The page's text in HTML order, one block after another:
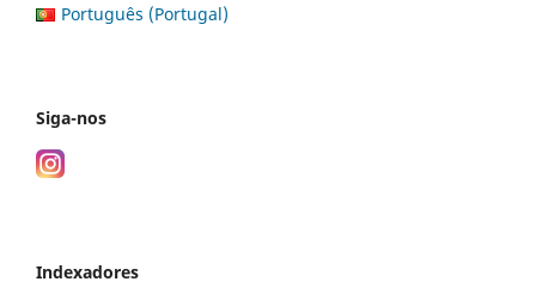
Português (Portugal)
Siga-nos
Indexadores